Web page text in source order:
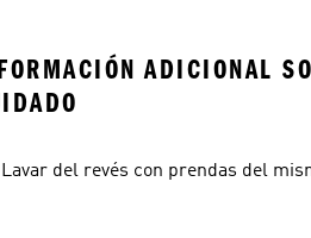
ADICIONAL
Lavar del revés con prendas del